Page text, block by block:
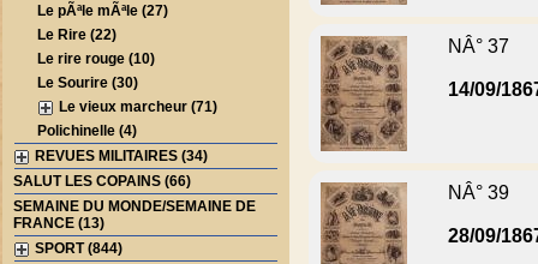
Le pÃªle mÃªle (27)
Le Rire (22)
Le rire rouge (10)
Le Sourire (30)
Le vieux marcheur (71)
Polichinelle (4)
REVUES MILITAIRES (34)
SALUT LES COPAINS (66)
SEMAINE DU MONDE/SEMAINE DE
FRANCE (13)
SPORT (844)
NÂ° 37
14/09/
NÂ° 39
28/09/